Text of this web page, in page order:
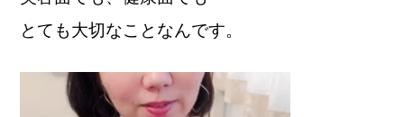
とても大切なことなんです。